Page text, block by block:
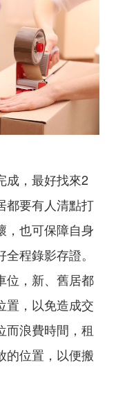
成，最好找來2
都要有人清點打
，也可保障自身
程錄影存證。
位，新、舊居都
置，以免造成交
而浪費時間，租
的位置，以便搬